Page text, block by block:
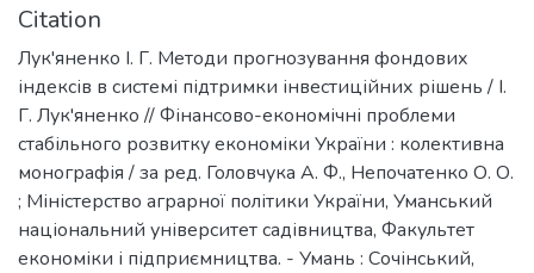
Citation
Лук'яненко І. Г. Методи прогнозування фондових
індексів в системі підтримки інвестиційних рішень / І.
Г. Лук'яненко // Фінансово-економічні проблеми
стабільного розвитку економіки України : колективна
монографія / за ред. Головчука А. Ф., Непочатенко О. О.
; Міністерство аграрної політики України, Уманський
національний університет садівництва, Факультет
економіки і підприємництва. - Умань : Сочінський,